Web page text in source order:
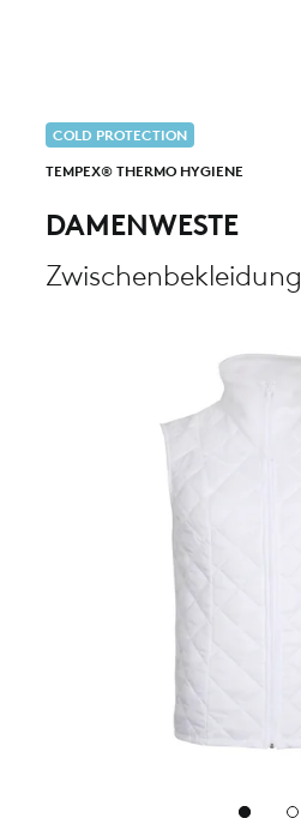
COLD PROTECTION
TEMPEX® THERMO HYGIENE
DAMENWESTE
Zwischenbekleidung